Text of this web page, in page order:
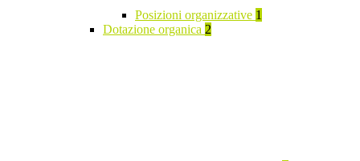
Posizioni organizzative 1
Dotazione organica 2